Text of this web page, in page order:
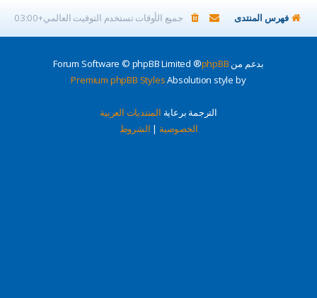
فهرس المنتدى جميع الأوقات تستخدم التوقيت العالمي+03:00
بدعم من phpBB
® Forum Software © phpBB Limited
Absolution style by
Premium phpBB Styles
الترجمة برعاية المنتديات العربية
الخصوصية | الشروط